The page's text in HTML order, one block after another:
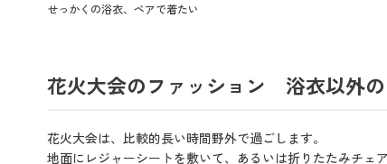
せっかくの浴衣、ペアで着たい
花火大会のファッション 浴衣以外の
花火大会は、比較的長い時間野外で過ごします。
地面にレジャーシートを敷いて、あるいは折りたたみチェ